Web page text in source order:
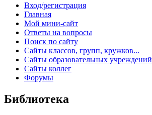
Вход/регистрация
Главная
Мой мини-сайт
Ответы на вопросы
Поиск по сайту
Сайты классов, групп, кружков...
Сайты образовательных учреждений
Сайты коллег
Форумы
Библиотека